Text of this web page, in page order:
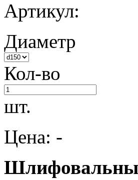
Артикул:
Диаметр
Кол-во
шт.
Цена: -